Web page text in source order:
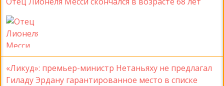
«Ликуд»: премьер-министр Нетаньяху не предлагал
Гиладу Эрдану гарантированное место в списке